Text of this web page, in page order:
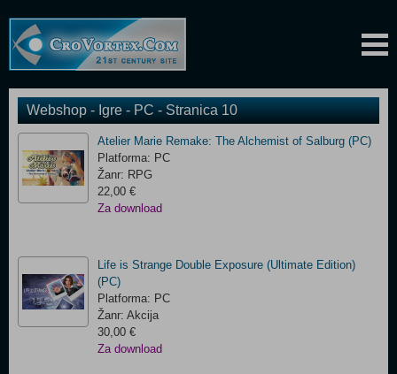
Webshop - Igre - PC - Stranica 10
Atelier Marie Remake: The Alchemist of Salburg (PC)
Platforma: PC
Žanr: RPG
22,00 €
Za download
Life is Strange Double Exposure (Ultimate Edition)
(PC)
Platforma: PC
Žanr: Akcija
30,00 €
Za download